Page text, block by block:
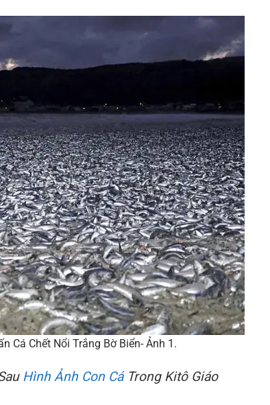
Cá Chết Nổi Trắng Bờ Biển- Ảnh 1.
Hình Ảnh Con CáTrong Kitô Giáo